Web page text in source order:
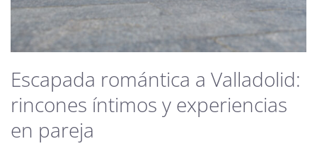
Escapada romántica a Valladolid:
rincones íntimos y experiencias
en pareja